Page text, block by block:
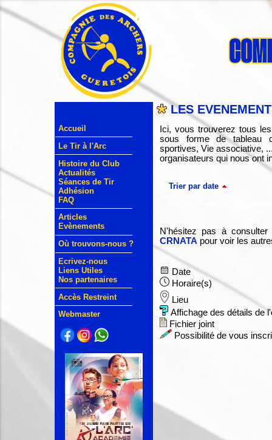
Accueil
Le Tir à l'Arc
Histoire du Club
Actualités
Séances de Tir
Adhésion
FAQ
Articles
Evènements
Où trouvons-nous ?
Ecrivez-nous
Liens Utiles
Nos partenaires
Accès Restreint
Webmaster
LES
Ici, vous trouverez tous
sous forme de tableau
sportives, Vie associative,
organisateurs qui nous ont
Trier par date
N'hésitez pas à
CRNATA pour voir les
Date
Horaire(s)
Lieu
Affichage des détails de
Fichier joint
Possibilité de vous